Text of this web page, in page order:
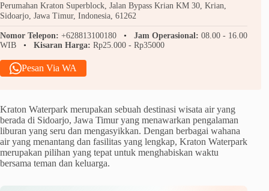
Perumahan Kraton Superblock, Jalan Bypass Krian KM 30, Krian,
Sidoarjo, Jawa Timur, Indonesia, 61262
Nomor Telepon: +628813100180 Jam Operasional: 08.00 - 16.00
WIB
Kisaran Harga: Rp25.000 - Rp35000
Pesan Via WA
Kraton Waterpark merupakan sebuah destinasi wisata air yang
berada di Sidoarjo, Jawa Timur yang menawarkan pengalaman
liburan yang seru dan mengasyikkan. Dengan berbagai wahana
air yang menantang dan fasilitas yang lengkap, Kraton Waterpark
merupakan pilihan yang tepat untuk menghabiskan waktu
bersama teman dan keluarga.